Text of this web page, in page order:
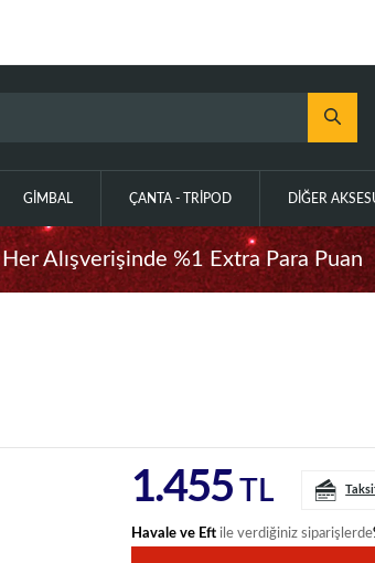
GIMBAL ÇANTA - TRIPOD DIĞER
Her Alışverişinde %1 Extra Para Puan
1.455 TL
Havale ve Eft ile verdiğiniz siparişlerde